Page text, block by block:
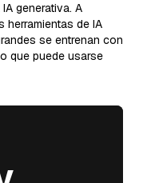
generativa. A
herramientas de IA
se entrenan con
que puede usarse